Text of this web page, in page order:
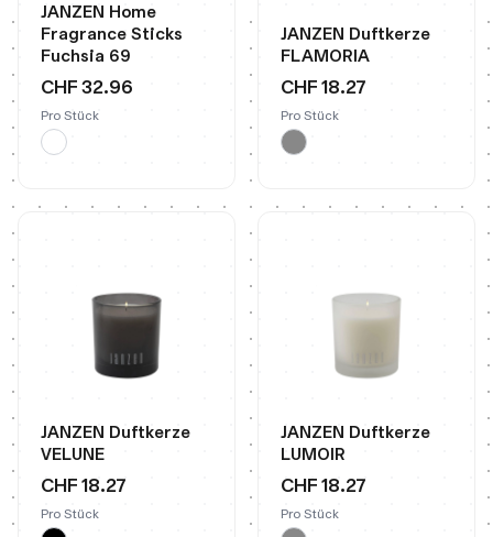
JANZEN Home
Fragrance Sticks
Fuchsia 69
CHF 32.96
Pro Stück
JANZEN Duftkerze
FLAMORIA
CHF 18.27
Pro Stück
JANZEN Duftkerze
VELUNE
CHF 18.27
Pro Stück
JANZEN Duftkerze
LUMOIR
CHF 18.27
Pro Stück